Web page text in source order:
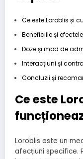
Ce este Loroblis și
Beneficiile și
Doze și mod de
Interacțiuni și
Concluzii și
Ce este
Loroblis este un
afecțiuni specifice.